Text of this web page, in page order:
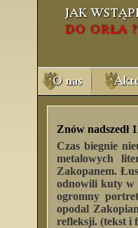
Znów nadszedł
Czas biegnie
metalowych
Zakopanem.
odnowili kuty w
ogromny
opodal
refleksji. (tekst i